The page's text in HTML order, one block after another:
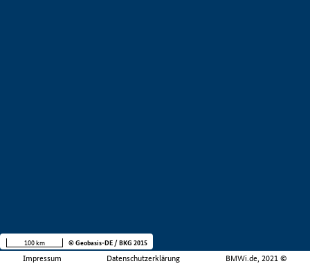
Impressum Datenschutzerklärung BMWi.de, 2021 ©
100 km © Geobasis-DE / BKG 2015